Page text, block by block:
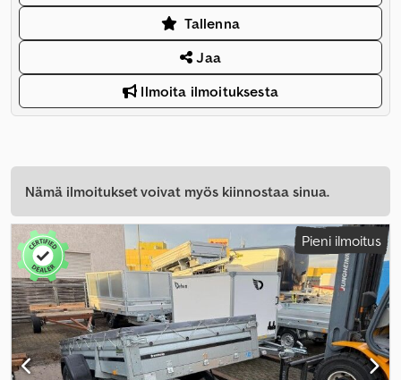
Tallenna
Jaa
Ilmoita ilmoituksesta
Nämä ilmoitukset voivat myös kiinnostaa sinua.
Pieni ilmoitus